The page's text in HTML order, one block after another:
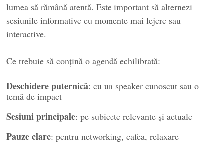
lumea să rămână atentă. Este important să alternezi
sesiunile informative cu momente mai lejere sau
interactive.
Ce trebuie să conțină o agendă echilibrată:
Deschidere puternică: cu un speaker cunoscut sau o
temă de impact
Sesiuni principale: pe subiecte relevante și actuale
Pauze clare: pentru networking, cafea, relaxare